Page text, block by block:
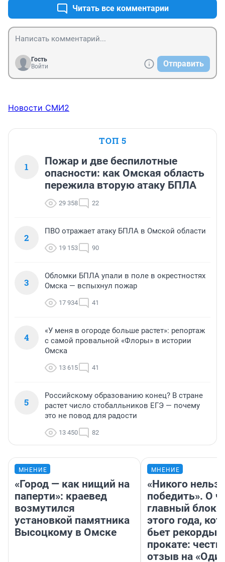
Читать все комментарии
Гость
Войти
Отправить
Новости СМИ2
ТОП 5
1
Пожар и две беспилотные
опасности: как Омская область
пережила вторую атаку БПЛА
29 358 22
2
ПВО отражает атаку БПЛА в Омской области
19 153 90
3
Обломки БПЛА упали в поле в окрестностях
Омска — вспыхнул пожар
17 934 41
4
«У меня в огороде больше растет»: репортаж
с самой провальной «Флоры» в истории
Омска
13 615 41
5
Российскому образованию конец? В стране
растет число стобалльников ЕГЭ — почему
это не повод для радости
13 450 82
МНЕНИЕ
«Город — как нищий на
паперти»: краевед
возмутился
установкой памятника
Высоцкому в Омске
МНЕНИЕ
«Никого нельзя
победить». О
главный
этого года,
бьет рекорды в
прокате:
отзыв на